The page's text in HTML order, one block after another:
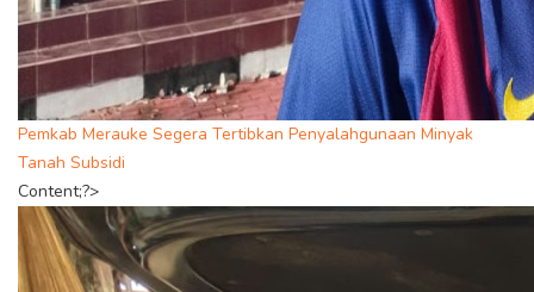
Pemkab Merauke Segera Tertibkan Penyalahgunaan Minyak
Tanah Subsidi
Content;?>